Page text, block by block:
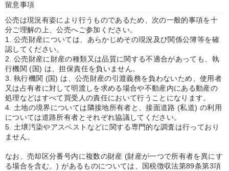
留意事項
公売は現況有姿により行うものであるため、次の一般的事項を十
分ご理解の上、公売へご参加ください。
1. 公売財産については、あらかじめその現況及び関係公簿等を確
認してください。
2. 公売財産に財産の種類又は品質に関する不適合があっても、執
行機関 (国) は、担保責任を負いません。
3. 執行機関 (国) は、公売財産の引渡義務を負わないため、使用者
又は占有者に対して明渡しを求める場合や不動産内にある動産の
処理などはすべて買受人の責任において行うことになります。
4. 土地の境界については隣接地所有者と、接面道路 (私道) の利用
については道路所有者とそれぞれ協議してください。
5. 土壌汚染やアスベストなどに関する専門的な調査は行っており
ません。
なお、売却区分番号内に複数の財産 (財産が一つで所有者を異にす
る場合を含む。) があるものについては、国税徴収法第89条第3項